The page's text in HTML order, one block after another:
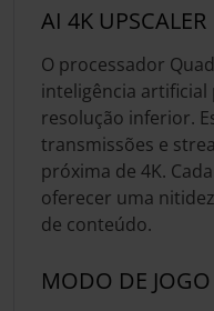
AI 4K UPSCALER
O processador
inteligência
resolução inferior.
transmissões e
próxima de 4K.
oferecer uma
de conteúdo.
MODO DE